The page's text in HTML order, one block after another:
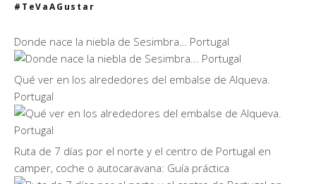
#TeVaAGustar
Donde nace la niebla de Sesimbra… Portugal
Qué ver en los alrededores del embalse de Alqueva.
Portugal
Ruta de 7 días por el norte y el centro de Portugal en
camper, coche o autocaravana: Guía práctica